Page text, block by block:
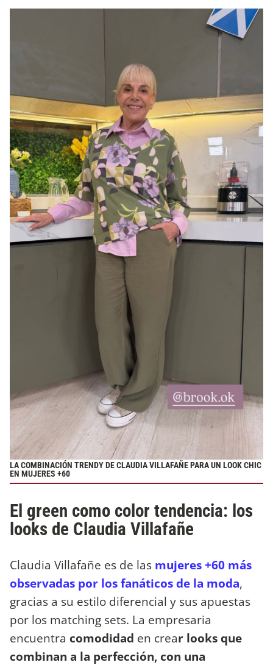
LA COMBINACIÓN TRENDY DE CLAUDIA VILLAFAÑE PARA UN LOOK CHIC
EN MUJERES +60
El green como color tendencia: los
looks de Claudia Villafañe
Claudia Villafañe es de las mujeres +60 más
observadas por los fanáticos de la moda,
gracias a su estilo diferencial y sus apuestas
por los matching sets. La empresaria
encuentra comodidad en crear looks que
combinan a la perfección, con una